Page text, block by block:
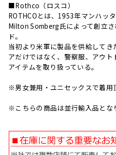
■Rothco（ロスコ）
ROTHCOとは、1953年マンハッ
Milton Somberg氏によって創立
ド。
当初より米軍に製品を供給して
アだけではなく、警察服、アウ
アイテムを取り扱っている。
※男女兼用・ユニセックスで着用
※こちらの商品は並行輸入品とな